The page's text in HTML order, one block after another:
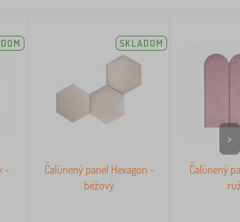
-
SKLADOM
Čalúnený panel Hexagon -
béžový
Čalúnený
>